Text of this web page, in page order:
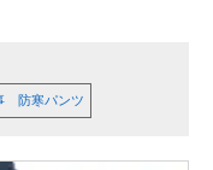
防寒パンツ